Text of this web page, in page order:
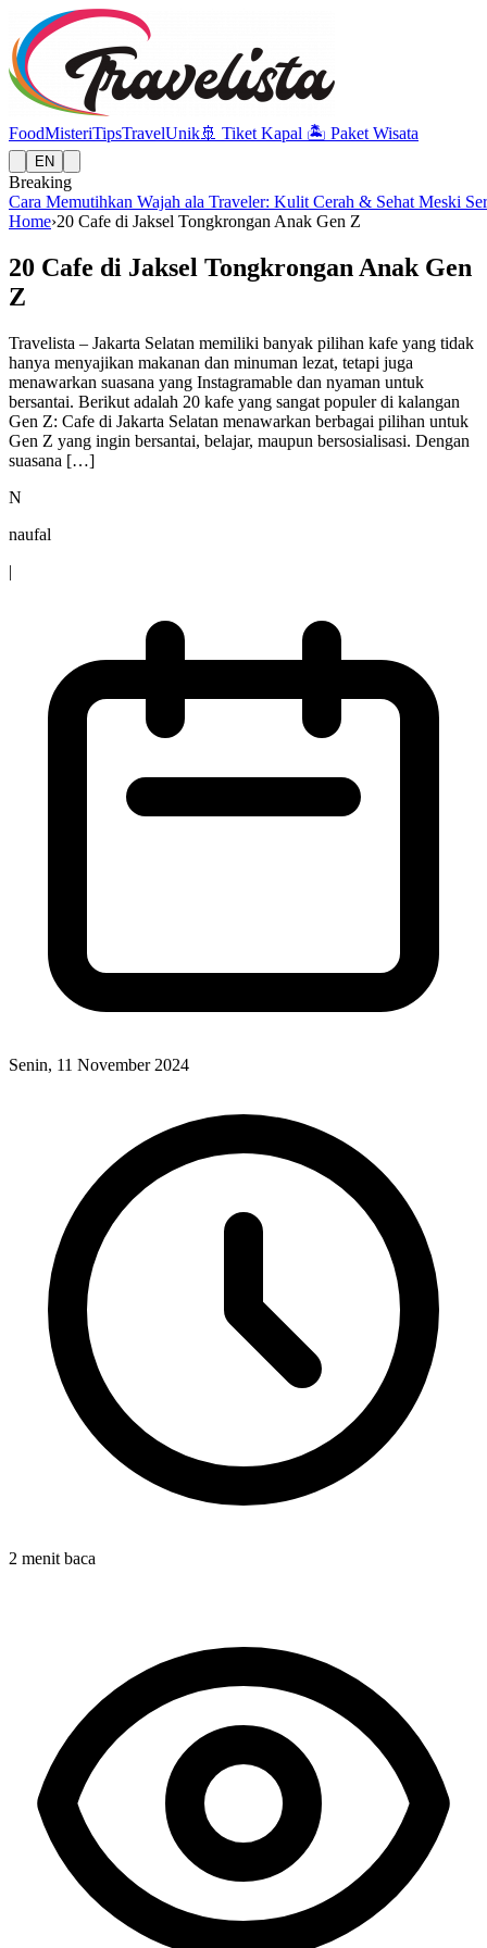
FoodMisteriTipsTravelUnik🚢 Tiket Kapal 🏝️ Paket Wisata
EN
Breaking
Cara Memutihkan Wajah ala Traveler: Kulit Cerah & Sehat Meski
Home›20 Cafe di Jaksel Tongkrongan Anak Gen Z
20 Cafe di Jaksel Tongkrongan Anak Gen
Z
Travelista – Jakarta Selatan memiliki banyak pilihan kafe yang tidak
hanya menyajikan makanan dan minuman lezat, tetapi juga
menawarkan suasana yang Instagramable dan nyaman untuk
bersantai. Berikut adalah 20 kafe yang sangat populer di kalangan
Gen Z: Cafe di Jakarta Selatan menawarkan berbagai pilihan untuk
Gen Z yang ingin bersantai, belajar, maupun bersosialisasi. Dengan
suasana […]
N
naufal
|
Senin, 11 November 2024
2 menit baca